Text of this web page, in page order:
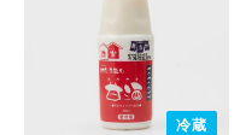
冷蔵